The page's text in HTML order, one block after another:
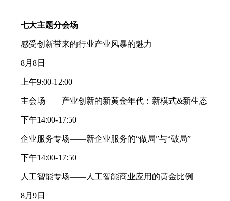
七大主题分会场
感受创新带来的行业产业风暴的魅力
8月8日
上午9:00-12:00
主会场——产业创新的新黄金年代：新模式&新生态
下午14:00-17:50
企业服务专场——新企业服务的“做局”与“破局”
下午14:00-17:50
人工智能专场——人工智能商业应用的黄金比例
8月9日